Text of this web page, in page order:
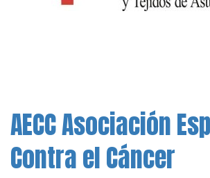
AECC Asociación
Contra el Cáncer